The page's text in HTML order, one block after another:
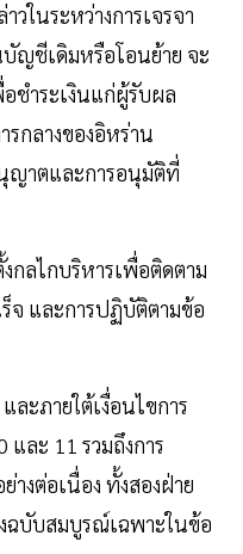
ในระหว่างการเจรจา
บัญชีเดิมหรือโอนย้าย จะ
ชำระเงินแก่ผู้รับผล
กลางของอิหร่าน
ญาตและการอนุมัติที่
กลไกบริหารเพื่อติดตาม
ร็จ และการปฏิบัติตามข้อ
ละภายใต้เงื่อนไขการ
และ 11 รวมถึงการ
างต่อเนื่อง ทั้งสองฝ่าย
ฉบับสมบูรณ์เฉพาะในข้อ